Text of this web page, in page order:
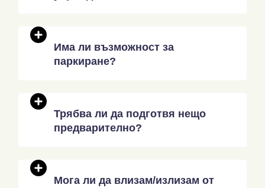
Има ли възможност за
паркиране?
Трябва ли да подготвя нещо
предварително?
Мога ли да влизам/излизам от